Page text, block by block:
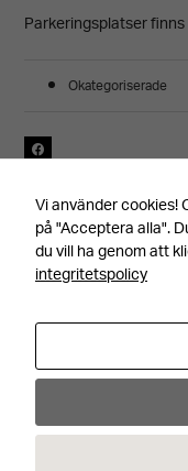
Parkeringsplatser
Okategoriserade
Adress
66695 Dals Långed
Vi använder cookies!
på "Acceptera alla".
du vill ha genom att
integritetspolicy